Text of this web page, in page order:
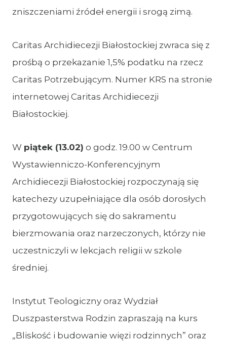
zniszczeniami źródeł energii i srogą zimą.
Caritas Archidiecezji Białostockiej zwraca się z
prośbą o przekazanie 1,5% podatku na rzecz
Caritas Potrzebującym. Numer KRS na stronie
internetowej Caritas Archidiecezji
Białostockiej.
W piątek (13.02) o godz. 19.00 w Centrum
Wystawienniczo-Konferencyjnym
Archidiecezji Białostockiej rozpoczynają się
katechezy uzupełniające dla osób dorosłych
przygotowujących się do sakramentu
bierzmowania oraz narzeczonych, którzy nie
uczestniczyli w lekcjach religii w szkole
średniej.
Instytut Teologiczny oraz Wydział
Duszpasterstwa Rodzin zapraszają na kurs
„Bliskość i budowanie więzi rodzinnych” oraz